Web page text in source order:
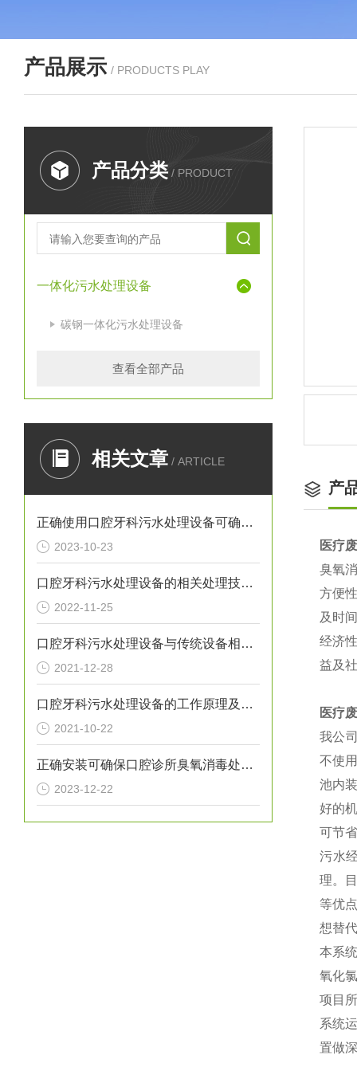
产品展示 / PRODUCTS PLAY
产品分类 / PRODUCT
一体化污水处理设备
碳钢一体化污水处理设备
查看全部产品
相关文章 / ARTICLE
正确使用口腔牙科污水处理设备可确保处理效果
2023-10-23
口腔牙科污水处理设备的相关处理技术介绍
2022-11-25
口腔牙科污水处理设备与传统设备相比的优势介绍
2021-12-28
口腔牙科污水处理设备的工作原理及出故障时需采取的措施介绍
2021-10-22
正确安装可确保口腔诊所臭氧消毒处理设备提供高效的消毒效果
2023-12-22
产
医疗
臭氧
方便
及时
经济
益及
医疗
我公
不使
池内
好的
可节
污水
理。
等优
想替
本系
氧化
项目
系统
置做